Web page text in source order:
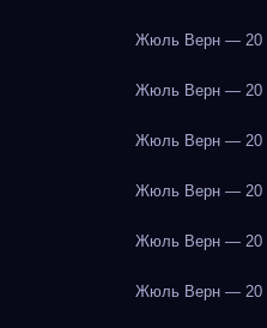
Жюль Верн — 20
Жюль Верн — 20
Жюль Верн — 20
Жюль Верн — 20
Жюль Верн — 20
Жюль Верн — 20